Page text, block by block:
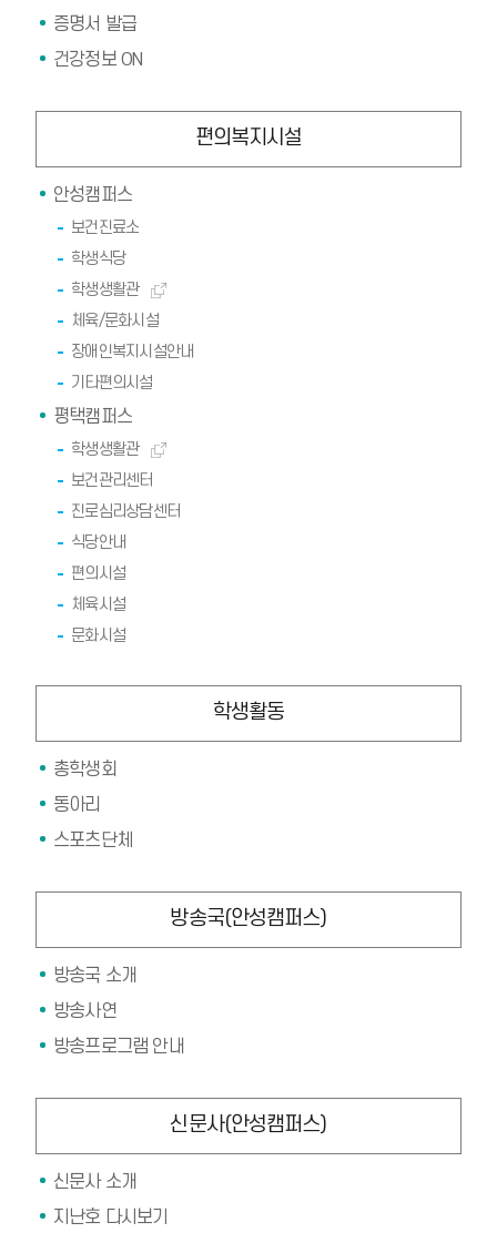
증명서 발급
건강정보 ON
편의복지시설
안성캠퍼스
보건진료소
학생식당
학생생활관
체육/문화시설
장애인복지시설안내
기타편의시설
평택캠퍼스
학생생활관
보건관리센터
진로심리상담센터
식당안내
편의시설
체육시설
문화시설
학생활동
총학생회
동아리
스포츠단체
방송국(안성캠퍼스)
방송국 소개
방송사연
방송프로그램 안내
신문사(안성캠퍼스)
신문사 소개
지난호 다시보기